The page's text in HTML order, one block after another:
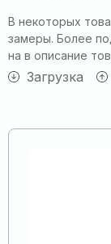
В некоторых
замеры. Более
на в описание
Загрузка